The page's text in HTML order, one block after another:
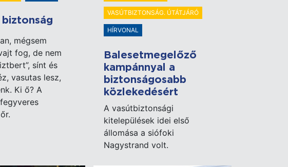
biztonság
mégsem
fog, de nem
sínt és
vasutas lesz,
Ki ő? A
VASÚTBIZTONSÁG. ÚTÁTJÁRÓ
HÍRVONAL
Balesetmegelőző
kampánnyal a
biztonságosabb
közlekedésért
A vasútbiztonsági
kitelepülések idei első
állomása a siófoki
Nagystrand volt.